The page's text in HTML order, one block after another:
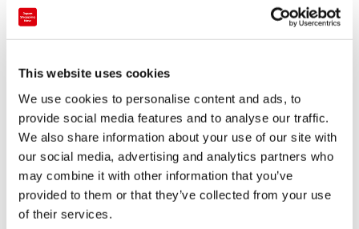
This website uses cookies
We use cookies to personalise content and ads, to
provide social media features and to analyse our traffic.
We also share information about your use of our site with
our social media, advertising and analytics partners who
may combine it with other information that you’ve
provided to them or that they’ve collected from your use
of their services.
服飾雑貨・ジュエリー専門店
〔松山･大街道1丁目〕アイプリモ松山店
四国 愛媛